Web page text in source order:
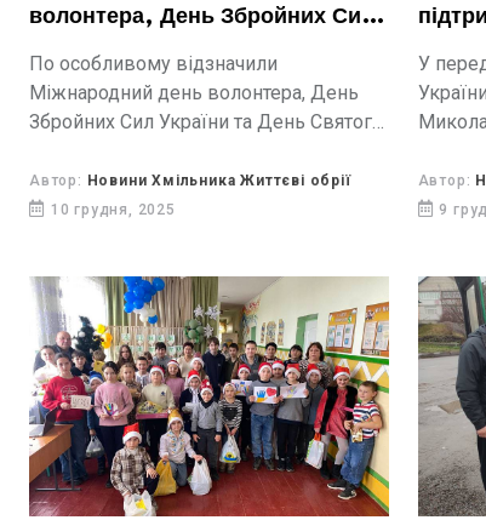
волонтера, День Збройних Сил
Миколая
По особливому відзначили
Міжнародний день волонтера, День
Збройних Сил України та День Святого
Автор: Новини Хмільника Життєві обрії
10 грудня, 2025
У
Автор:
9